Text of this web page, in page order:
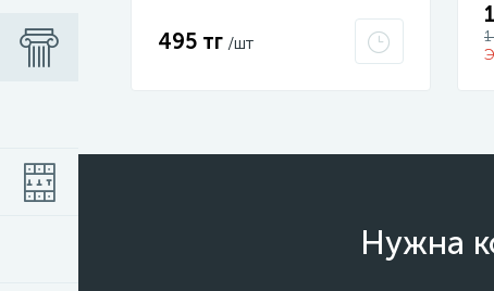
495 тг /шт
Нужна